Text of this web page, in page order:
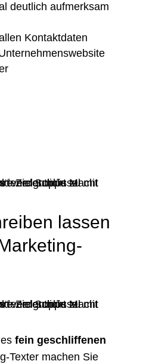
deutlich aufmerksam
Kontaktdaten
lassen
fein geschliffenen
Texter machen Sie